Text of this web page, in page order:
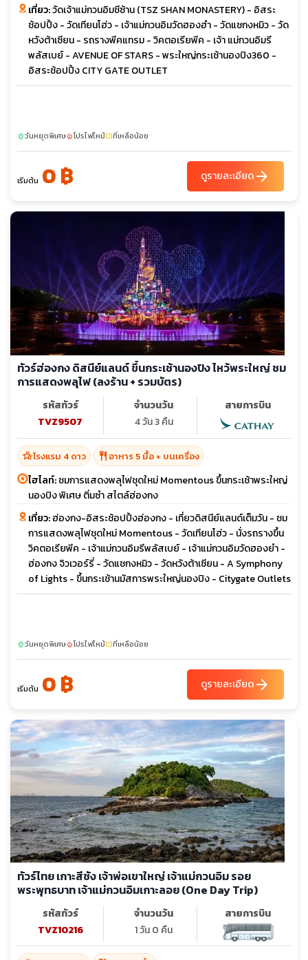
เที่ยว:วัดเจ้าแม่กวน อิมชีซ้าน (TSZ SHAN MONASTERY) - อิสระ
ช้อปปิ้ง - วัดเทียนโฮ่ว - เจ้าแม่กวนอิมวัดฮองฮำ - วัดแชกงหมิว - วัด
หวังต้าเซียน - รถรางพีคแทรม - วิคตอเรียพีค - เจ้า แม่กวนอิมรี
พลัสเบย์ - AVENUE OF STARS - พระใหญ่กระเช้านองปิง360 -
อิสระช้อปปิ้ง CITY GATE OUTLET
sunnyวันหยุดพิเศษlocal_fire_departmentโปรไฟไหม้confirmation_numberที่เหลือน้อย
เริ่มต้น 0 ฿ ดูรายละเอียดarrow_forward
ทัวร์ฮ่องกง ดิสนีย์แลนด์ ขึ้นกระเช้านองปิง ไหว้พระใหญ่ ชม
การแสดงพลุไฟ (ลงร้าน + รวมบัตร)
รหัสทัวร์
TVZ9507
จำนวนวัน
4 วัน 3 คืน
สายการบิน
hotel_classโรงแรม 4 ดาว restaurant อาหาร 5 มื้อ + บนเครื่อง
ไฮไลท์:ชมการแสดงพลุไฟชุดใหม่ Momentous ขึ้นกระเช้าพระใหญ่
นองปิง พิเศษ ติ่มซำ สไตล์ฮ่องกง
เที่ยว:ฮ่องกง-อิสระช้อปปิ้งฮ่องกง - เที่ยวดิสนีย์แลนด์เต็มวัน - ชม
การแสดงพลุไฟชุดใหม่ Momentous - วัดเทียนโฮ่ว - นั่งรถรางขึ้น
วิคตอเรียพีค - เจ้าแม่กวนอิมรีพลัสเบย์ - เจ้าแม่กวนอิมวัดฮองยำ -
ฮ่องกง จิวเวอร์รี่ - วัดแชกงหมิว - วัดหวังต้าเซียน - A Symphony
of Lights - ขึ้นกระเช้านมัสการพระใหญ่นองปิง - Citygate Outlets
sunnyวันหยุดพิเศษlocal_fire_departmentโปรไฟไหม้confirmation_numberที่เหลือน้อย
เริ่มต้น 0 ฿ ดูรายละเอียดarrow_forward
ทัวร์ไทย เกาะสีชัง เจ้าพ่อเขาใหญ่ เจ้าแม่กวนอิม รอย
พระพุทธบาท เจ้าแม่กวนอิมเกาะลอย (One Day Trip)
รหัสทัวร์
TVZ10216
จำนวนวัน
1 วัน 0 คืน
สายการบิน